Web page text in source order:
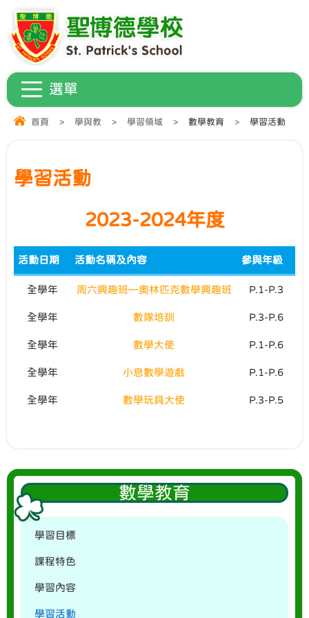
首頁 > 學與教 > 學習領域 > 數學教育 > 學習活動
學習活動
2023-2024年度
活動日期 活動名稱及內容 參與年級
全學年 周六興趣班—奧林匹克數學興趣班 P.1-P.3
全學年 數隊培訓 P.3-P.6
全學年 數學大使 P.1-P.6
全學年 小息數學遊戲 P.1-P.6
全學年 數學玩具大使 P.3-P.5
數學教育
學習目標
課程特色
學習內容
學習活動